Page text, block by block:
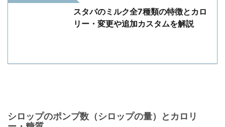
スタバのミルク全7種類の特徴とカロ
リー・変更や追加カスタムを解説
シロップのポンプ数（シロップの量）とカロリ